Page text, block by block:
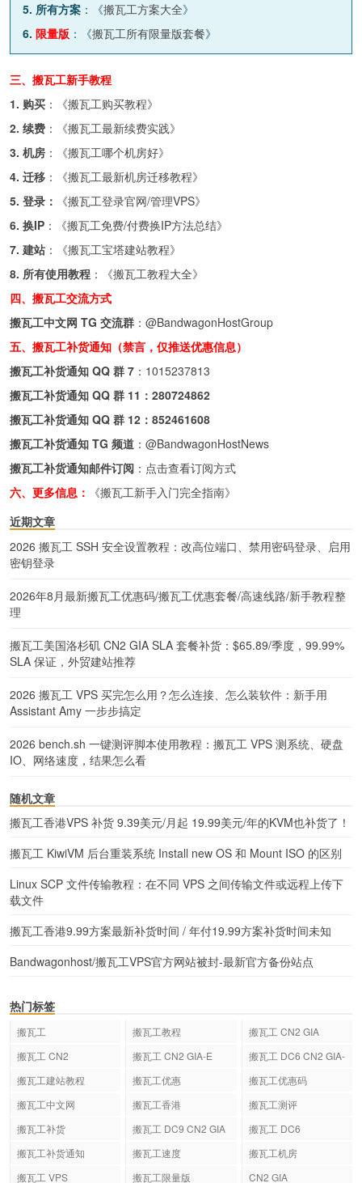
5. 所有方案 ：《搬瓦工方案大全》
6. 限量版 ：《搬瓦工所有限量版套餐》
三、搬瓦工新手教程
1. 购买 ：《搬瓦工购买教程》
2. 续费 ：《搬瓦工最新续费实践》
3. 机房 ：《搬瓦工哪个机房好》
4. 迁移 ：《搬瓦工最新机房迁移教程》
5. 登录：
《搬瓦工登录官网/管理VPS》
6. 换IP ：《搬瓦工免费/付费换IP方法总结》
7. 建站 ：《搬瓦工宝塔建站教程》
8. 所有使用教程 ：《搬瓦工教程大全》
四、搬瓦工交流方式
搬瓦工中文网 TG 交流群 ： @BandwagonHostGroup
五、搬瓦工补货通知（禁言，仅推送优惠信息）
搬瓦工补货通知 QQ 群 7 ： 1015237813
搬瓦工补货通知 QQ 群 11： 280724862
搬瓦工补货通知 QQ 群 12： 852461608
搬瓦工补货通知 TG 频道 ： @BandwagonHostNews
搬瓦工补货通知邮件订阅 ： 点击查看订阅方式
六、更多信息：
《搬瓦工新手入门完全指南》
近期文章
2026 搬瓦工 SSH 安全设置教程：改高位端口、禁用密码登录、启用
密钥登录
2026年8月最新搬瓦工优惠码/搬瓦工优惠套餐/高速线路/新手教程整
理
搬瓦工美国洛杉矶 CN2 GIA SLA 套餐补货：$65.89/季度，99.99%
SLA 保证，外贸建站推荐
2026 搬瓦工 VPS 买完怎么用？怎么连接、怎么装软件：新手用
Assistant Amy 一步步搞定
2026 bench.sh 一键测评脚本使用教程：搬瓦工 VPS 测系统、硬盘
IO、网络速度，结果怎么看
随机文章
搬瓦工香港VPS 补货 9.39美元/月起 19.99美元/年的KVM也补货了！
搬瓦工 KiwiVM 后台重装系统 Install new OS 和 Mount ISO 的区别
Linux SCP 文件传输教程：在不同 VPS 之间传输文件或远程上传下
载文件
搬瓦工香港9.99方案最新补货时间 / 年付19.99方案补货时间未知
Bandwagonhost/搬瓦工VPS官方网站被封-最新官方备份站点
热门标签
搬瓦工 搬瓦工教程
搬瓦工 CN2 GIA
搬瓦工 CN2
搬瓦工 CN2 GIA-E
搬瓦工 DC6 CN2 GIA-
搬瓦工建站教程 搬瓦工优惠
搬瓦工优惠码
搬瓦工中文网
搬瓦工香港
搬瓦工测评
搬瓦工补货
搬瓦工 DC9 CN2 GIA
搬瓦工 DC6
搬瓦工补货通知
搬瓦工速度
搬瓦工机房
搬瓦工 VPS
搬瓦工限量版 CN2 GIA